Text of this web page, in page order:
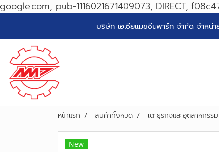
google.com, pub-1116021671409073, DIRECT,
บริษัท เอเซียแมชชีนพาร์ท จำกัด จำห
หน้าแรก สินค้าทั้งหมด เตาธุรกิจและอุตสาหกร
New